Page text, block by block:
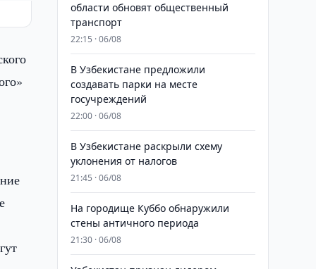
области обновят общественный
транспорт
22:15 · 06/08
В Узбекистане предложили
создавать парки на месте
госучреждений
22:00 · 06/08
В Узбекистане раскрыли схему
уклонения от налогов
21:45 · 06/08
На городище Куббо обнаружили
стены античного периода
21:30 · 06/08